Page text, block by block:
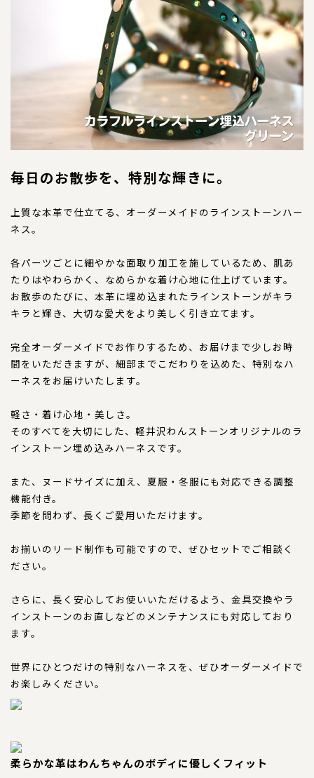
犬のチャーム
ペットカート用ネームプレート
特注品
おすすめ商品
お直し
アウトレット商品
CORDINATE コーディネート
コーディネート一覧
CONTENTS コンテンツ
店舗情報
特注品について
卸業者様へ
納期について
SHOP ショップ
毎日のお散歩を、特別な輝きに。
上質な本革で仕立てる、オーダーメイドのラインストーンハー
ネス。
各パーツごとに細やかな面取り加工を施しているため、肌あ
たりはやわらかく、なめらかな着け心地に仕上げています。
お散歩のたびに、本革に埋め込まれたラインストーンがキラ
キラと輝き、大切な愛犬をより美しく引き立てます。
完全オーダーメイドでお作りするため、お届けまで少しお時
間をいただきますが、細部までこだわりを込めた、特別なハ
ーネスをお届けいたします。
軽さ・着け心地・美しさ。
そのすべてを大切にした、軽井沢わんストーンオリジナルのラ
インストーン埋め込みハーネスです。
また、ヌードサイズに加え、夏服・冬服にも対応できる調整
機能付き。
季節を問わず、長くご愛用いただけます。
お揃いのリード制作も可能ですので、ぜひセットでご相談く
ださい。
さらに、長く安心してお使いいただけるよう、金具交換やラ
インストーンのお直しなどのメンテナンスにも対応しており
ます。
世界にひとつだけの特別なハーネスを、ぜひオーダーメイドで
お楽しみください。
柔らかな革はわんちゃんのボディに優しくフィット